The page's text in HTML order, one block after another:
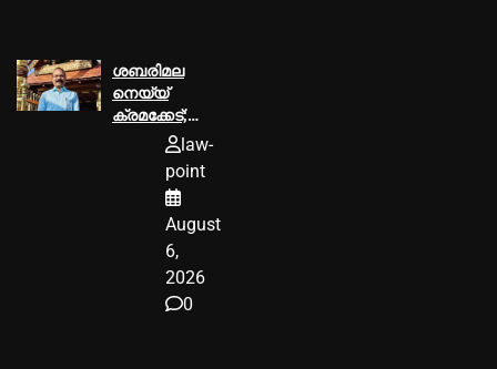
ശബരിമല
നെയ്യ്
ക്രമക്കേട്;
പി.എസ്
പ്രതിയാകും
law-
point
August
6,
2026
0